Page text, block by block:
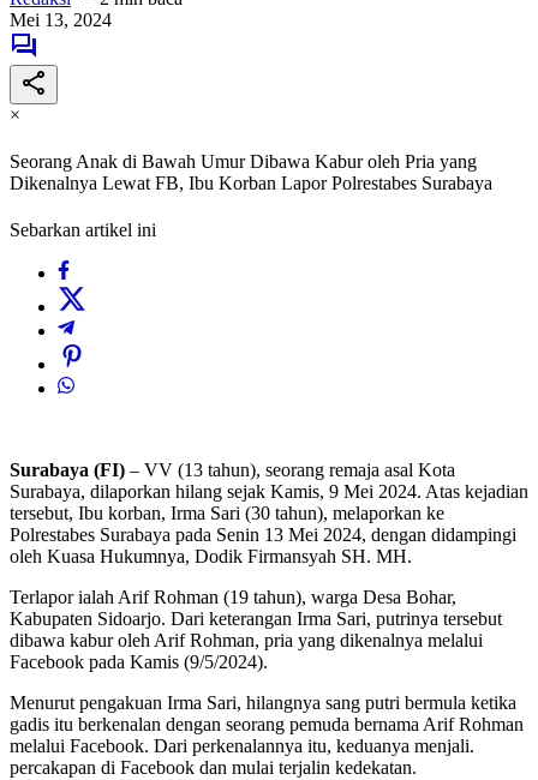
Mei 13, 2024
×
Seorang Anak di Bawah Umur Dibawa Kabur oleh Pria yang
Dikenalnya Lewat FB, Ibu Korban Lapor Polrestabes Surabaya
Sebarkan artikel ini
Surabaya (FI) – VV (13 tahun), seorang remaja asal Kota
Surabaya, dilaporkan hilang sejak Kamis, 9 Mei 2024. Atas kejadian
tersebut, Ibu korban, Irma Sari (30 tahun), melaporkan ke
Polrestabes Surabaya pada Senin 13 Mei 2024, dengan didampingi
oleh Kuasa Hukumnya, Dodik Firmansyah SH. MH.
Terlapor ialah Arif Rohman (19 tahun), warga Desa Bohar,
Kabupaten Sidoarjo. Dari keterangan Irma Sari, putrinya tersebut
dibawa kabur oleh Arif Rohman, pria yang dikenalnya melalui
Facebook pada Kamis (9/5/2024).
Menurut pengakuan Irma Sari, hilangnya sang putri bermula ketika
gadis itu berkenalan dengan seorang pemuda bernama Arif Rohman
melalui Facebook. Dari perkenalannya itu, keduanya menjali.
percakapan di Facebook dan mulai terjalin kedekatan.